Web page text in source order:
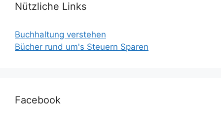
Nützliche Links
Buchhaltung verstehen
Bücher rund um's Steuern Sparen
Facebook